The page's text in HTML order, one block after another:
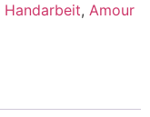
, Amour